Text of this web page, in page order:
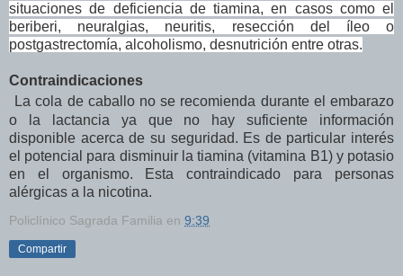
situaciones de deficiencia de tiamina, en casos como el
beriberi, neuralgias, neuritis, resección del íleo o
postgastrectomía, alcoholismo, desnutrición entre otras.
Contraindicaciones
La cola de caballo no se recomienda durante el embarazo
o la lactancia ya que no hay suficiente información
disponible acerca de su seguridad. Es de particular interés
el potencial para disminuir la tiamina (vitamina B1) y potasio
en el organismo. Esta contraindicado para personas
alérgicas a la nicotina.
Policlínico Sagrada Familia en 9:39
Compartir